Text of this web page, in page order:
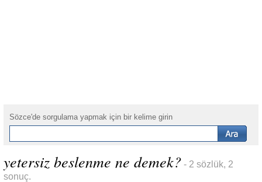
Sözce'de sorgulama yapmak için bir kelime girin
yetersiz beslenme ne demek? - 2 sözlük, 2
sonuç.